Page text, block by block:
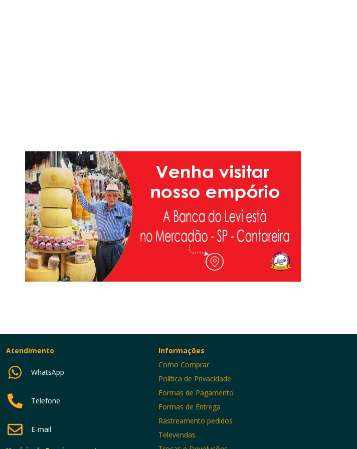
Atendimento
WhatsApp
Telefone
E-mail
Informações
Como Comprar
Política de Privacidade
Formas de Pagamento
Formas de Entrega
Rastreamento pedidos
Televendas